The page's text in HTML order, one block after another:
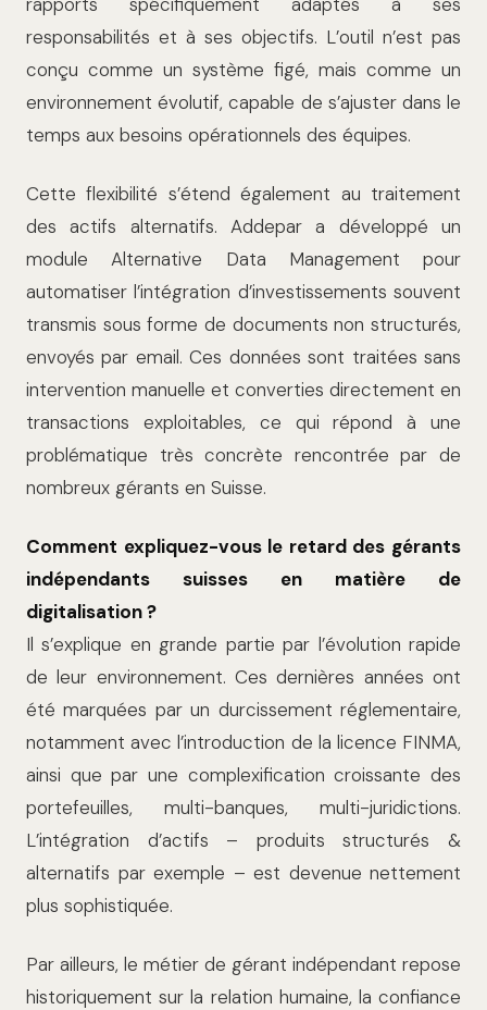
responsabilités et à ses objectifs. L’outil n’est pas
conçu comme un système figé, mais comme un
environnement évolutif, capable de s’ajuster dans le
temps aux besoins opérationnels des équipes.
Cette flexibilité s’étend également au traitement
des actifs alternatifs. Addepar a développé un
module Alternative Data Management pour
automatiser l’intégration d’investissements souvent
transmis sous forme de documents non structurés,
envoyés par email. Ces données sont traitées sans
intervention manuelle et converties directement en
transactions exploitables, ce qui répond à une
problématique très concrète rencontrée par de
nombreux gérants en Suisse.
Comment expliquez-vous le retard des gérants
indépendants suisses en matière de
digitalisation ?
Il s’explique en grande partie par l’évolution rapide
de leur environnement. Ces dernières années ont
été marquées par un durcissement réglementaire,
notamment avec l’introduction de la licence FINMA,
ainsi que par une complexification croissante des
portefeuilles, multi-banques, multi-juridictions.
L’intégration d’actifs – produits structurés &
alternatifs par exemple – est devenue nettement
plus sophistiquée.
Par ailleurs, le métier de gérant indépendant repose
historiquement sur la relation humaine, la confiance